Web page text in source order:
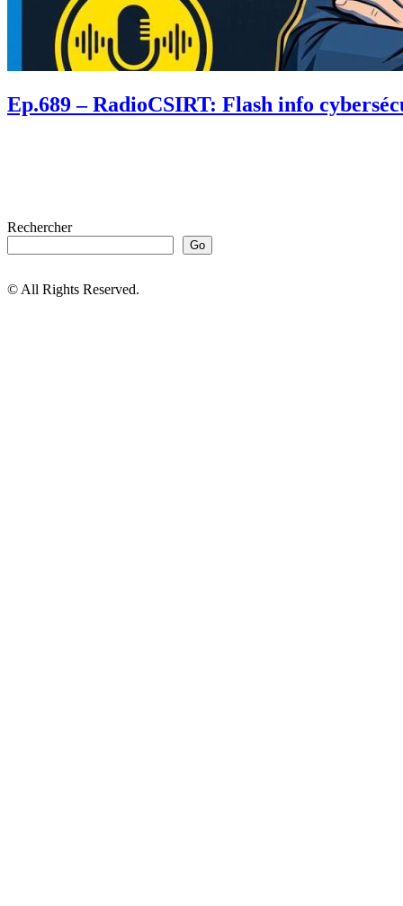
Ep.689 – RadioCSIRT: Flash info
Rechercher
Go
© All Rights Reserved.